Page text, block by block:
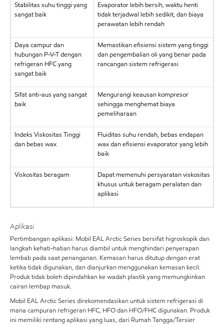
Stabilitas suhu tinggi yang
sangat baik
Evaporator lebih bersih, waktu henti
tidak terjadwal lebih sedikit, dan biaya
perawatan lebih rendah
Daya campur dan
hubungan P-V-T dengan
refrigeran HFC yang
sangat baik
Memastikan efisiensi sistem yang tinggi
dan pengembalian oli yang benar pada
rancangan sistem refrigerasi
Sifat anti-aus yang sangat
baik
Mengurangi keausan kompresor
sehingga menghemat biaya
pemeliharaan
Indeks Viskositas Tinggi
dan bebas wax
Fluiditas suhu rendah, bebas endapan
wax dan efisiensi evaporator yang lebih
baik
Viskositas beragam
Dapat memenuhi persyaratan viskositas
khusus untuk beragam peralatan dan
aplikasi
Aplikasi
Pertimbangan aplikasi: Mobil EAL Arctic Series bersifat higroskopik dan
langkah kehati-hatian harus diambil untuk menghindari penyerapan
lembab pada saat penanganan. Kemasan harus ditutup dengan erat
ketika tidak digunakan, dan dianjurkan menggunakan kemasan kecil.
Produk tidak boleh dipindahkan ke wadah plastik yang memungkinkan
cairan lembap masuk.
Mobil EAL Arctic Series direkomendasikan untuk sistem refrigerasi di
mana campuran refrigeran HFC, HFO dan HFO/FHC digunakan. Produk
ini memiliki rentang aplikasi yang luas, dari Rumah Tangga/Tersier